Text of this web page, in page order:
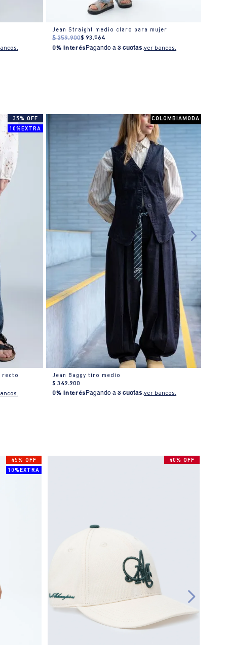
Jean Straight medio claro para mujer
$ 259.900$ 93 .564
0% Interés Pagando a3 cuotas.ver bancos.
35% OFF
10%EXTRA
recto
COLOMBIAMODA
Jean Baggy tiro medio
$ 349.900
0% Interés Pagando a3 cuotas.ver bancos.
45% OFF
10%EXTRA
40% OFF